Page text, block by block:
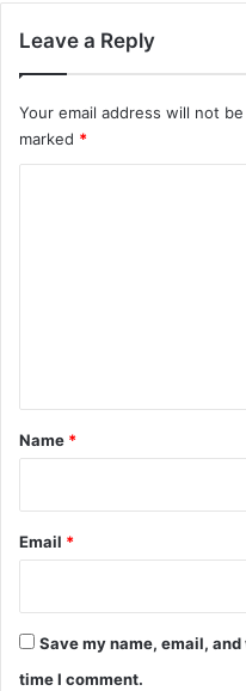
Leave a Reply
Your email address will not
marked *
*
Name *
Email *
Save my name, email,
time I comment.